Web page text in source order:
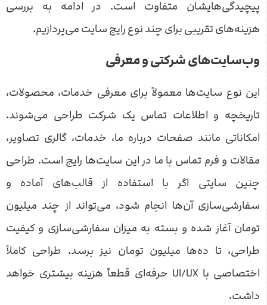
پیچیدگی‌هایشان متفاوت است. در ادامه به بررسی
هزینه‌های تقریبی برای چند نوع رایج سایت می‌پردازیم.
وب‌سایت‌های شرکتی و معرفی
این نوع سایت‌ها معمولاً برای معرفی خدمات، محصولات،
تاریخچه و اطلاعات تماس یک شرکت طراحی می‌شوند.
امکاناتی مانند صفحات درباره ما، خدمات، گالری تصاویر،
مقالات و فرم تماس با ما در این سایت‌ها رایج است. طراحی
چنین سایتی اگر با استفاده از قالب‌های آماده و
سفارشی‌سازی آن‌ها انجام شود، می‌تواند از چند میلیون
تومان آغاز شده و بسته به میزان سفارشی‌سازی و کیفیت
طراحی، تا ده‌ها میلیون تومان نیز برسد. طراحی کاملاً
اختصاصی با UI/UX حرفه‌ای قطعاً هزینه بیشتری خواهد
داشت.